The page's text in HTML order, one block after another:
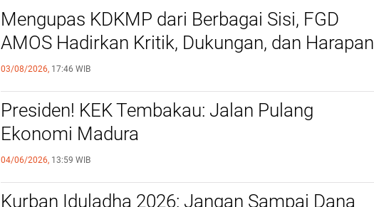
Mengupas KDKMP dari Berbagai Sisi, FGD
AMOS Hadirkan Kritik, Dukungan, dan Harapan
03/08/2026, 17:46 WIB
Presiden! KEK Tembakau: Jalan Pulang
Ekonomi Madura
04/06/2026, 13:59 WIB
Kurban Iduladha 2026: Jangan Sampai Dana